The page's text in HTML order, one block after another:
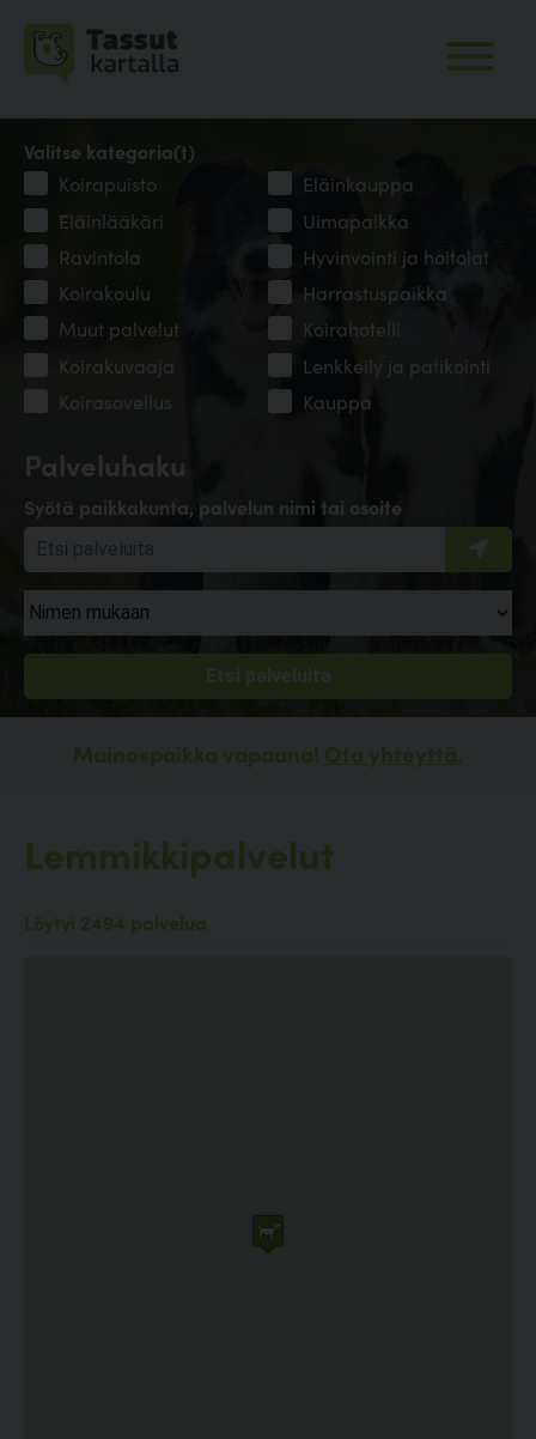
Palveluhaku
Syötä paikkakunta, palvelun nimi tai osoite
Valitse kategoria(t)
Koirapuisto
Eläinkauppa
Eläinlääkäri
Uimapaikka
Ravintola
Hyvinvointi ja hoitolat
Koirakoulu
Harrastuspaikka
Muut palvelut
Koirahotelli
Koirakuvaaja
Lenkkeily ja patikointi
Koirasovellus
Kauppa
Mainospaikka vapaana! Ota yhteyttä.
Lemmikkipalvelut
Löytyi 2494 palvelua